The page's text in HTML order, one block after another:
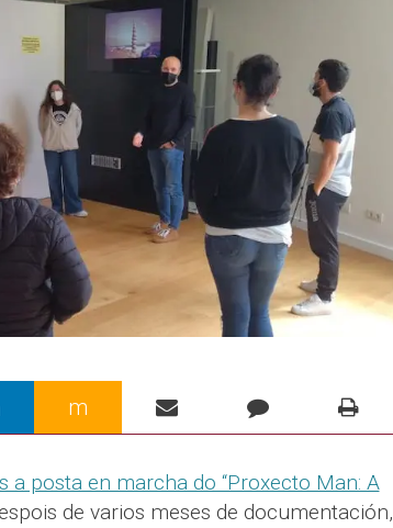
m
a posta en marcha do “Proxecto Man: A
de varios meses de documentación,